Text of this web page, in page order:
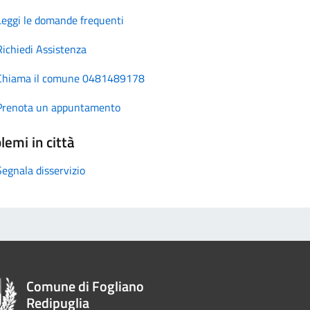
le domande frequenti
Assistenza
il comune 0481489178
un appuntamento
in città
disservizio
Comune di Fogliano
Redipuglia